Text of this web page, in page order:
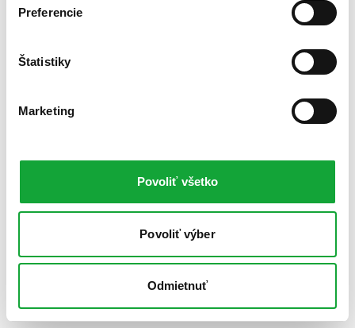
Preferencie
Štatistiky
Marketing
Povoliť všetko
Povoliť výber
Odmietnuť